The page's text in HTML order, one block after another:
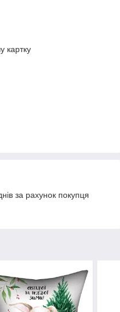
картку
за рахунок покупця